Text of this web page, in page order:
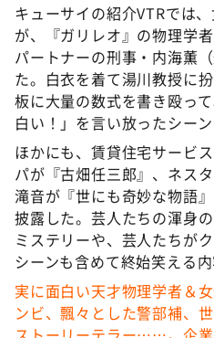
キューサイの紹介VTRでは
が、『ガリレオ』の物理学
パートナーの刑事・内海薫
た。白衣を着て湯川教授に
板に大量の数式を書き殴っ
白い！」を言い放ったシー
ほかにも、賃貸住宅サービ
パが『古畑任三郎』、ネス
滝音が『世にも奇妙な物語
披露した。芸人たちの渾身
ミステリーや、芸人たちが
シーンも含めて終始笑える内
実に面白い天才物理学者＆
ンビ、飄々とした警部補、